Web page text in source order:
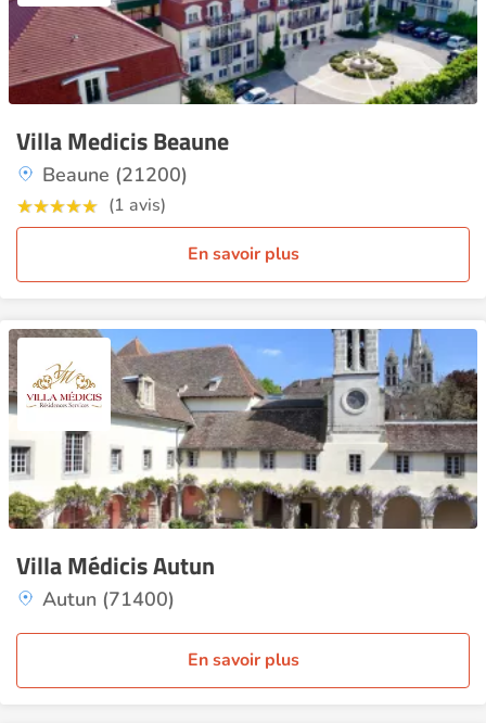
Villa Medicis Beaune
Beaune (21200)
(1 avis)
En savoir plus
Villa Médicis Autun
Autun (71400)
En savoir plus